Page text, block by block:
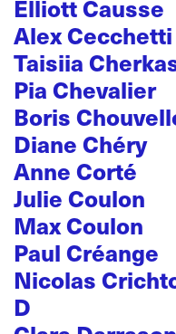
Elliott Causse
Alex Cecchetti
Taisiia
Pia Chevalier
Boris
Diane Chéry
Anne Corté
Julie Coulon
Max Coulon
Paul Créange
Nicolas
D